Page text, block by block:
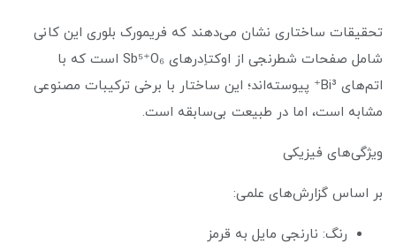
تحقیقات ساختاری نشان می‌دهند که فریمورک بلوری این کانی
شامل صفحات شطرنجی از اوکتاِدرهای Sb⁵⁺O₆ است که با
اتم‌های Bi³⁺ پیوسته‌اند؛ این ساختار با برخی ترکیبات مصنوعی
مشابه است، اما در طبیعت بی‌سابقه است.
ویژگی‌های فیزیکی
بر اساس گزارش‌های علمی:
رنگ: نارنجی مایل به قرمز